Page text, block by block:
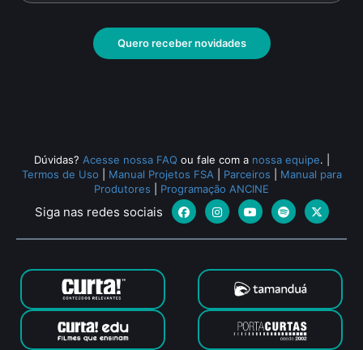
Quero receber novidades
Dúvidas? Acesse nossa FAQ ou fale com a nossa equipe.
Termos de Uso
Manual Projetos FSA Parceiros
Manual para
Produtores
Programação ANCINE
Siga nas redes sociais